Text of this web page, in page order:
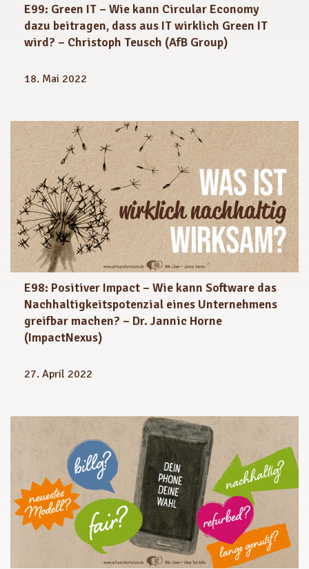
E99: Green IT – Wie kann Circular Economy
dazu beitragen, dass aus IT wirklich Green IT
wird? – Christoph Teusch (AfB Group)
18. Mai 2022
E98: Positiver Impact – Wie kann Software das
Nachhaltigkeitspotenzial eines Unternehmens
greifbar machen? – Dr. Jannic Horne
(ImpactNexus)
27. April 2022